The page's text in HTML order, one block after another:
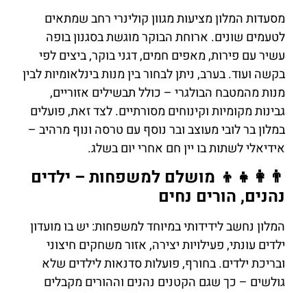
מסעדות המלון מציעות מגוון קולינרי רחב שמתאים
לטעמים שונים. ארוחת הבוקר מוגשת בסגנון בופה
עשיר עם פירות, מאפים חמים, דגני בוקר, ביצים לפי
בקשה ועוד. בערב, ניתן לבחור בין מנות בינלאומיות לבין
מנות מהמטבח הבולגרי – כולל תבשילים אזוריים,
גבינות מקומיות וקינוחים מסורתיים. לצד זאת, פועלים
במלון בר לובי מעוצב ובר נוסף עם טרסה ונוף מרהיב –
אידיאלי לשתות בו יין חם אחרי יום בשלג.
👨‍👩‍👧‍👦 מושלם למשפחות – ילדים
נהנים, הורים נחים
המלון נחשב לידידותי במיוחד למשפחות: יש בו מועדון
ילדים עונתי, פעילויות יצירה, אזור משחקים חיצוני
ובריכת ילדים. בחורף, פועלות סדנאות לילדים שלא
גולשים – כך שגם הקטנים נהנים וההורים מקבלים